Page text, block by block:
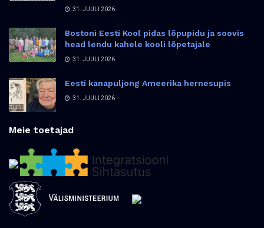
31. JUULI 2026
Bostoni Eesti Kool pidas lõpupidu ja soovis
head lendu kahele kooli lõpetajale
31. JUULI 2026
Eesti kanapuljong Ameerika hernesupis
31. JUULI 2026
Meie toetajad